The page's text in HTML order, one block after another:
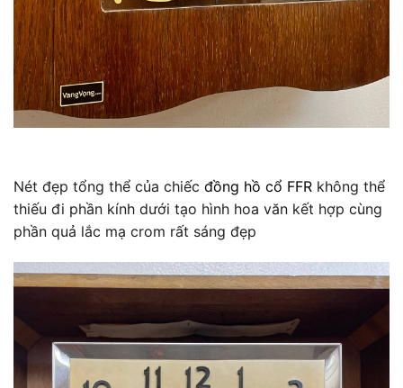
Nét đẹp tổng thể của chiếc đồng hồ cổ FFR không thể
thiếu đi phần kính dưới tạo hình hoa văn kết hợp cùng
phần quả lắc mạ crom rất sáng đẹp